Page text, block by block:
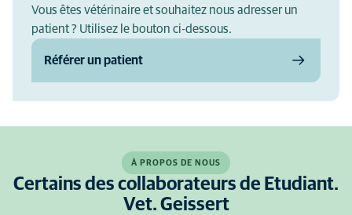
Vous êtes vétérinaire et souhaitez nous adresser un
patient ? Utilisez le bouton ci-dessous.
Référer un patient
À PROPOS DE NOUS
Certains des collaborateurs de Etudiant.
Vet. Geissert